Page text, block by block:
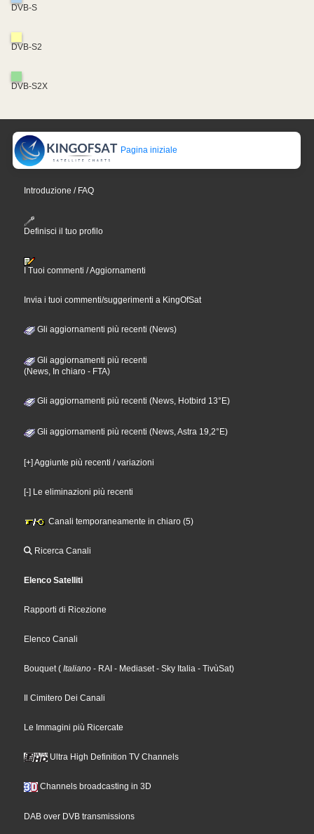
DVB-S
DVB-S2
DVB-S2X
Pagina iniziale
Introduzione / FAQ
Definisci il tuo profilo
I Tuoi commenti / Aggiornamenti
Invia i tuoi commenti/suggerimenti a KingOfSat
Gli aggiornamenti più recenti (News)
Gli aggiornamenti più recenti
(News, In chiaro - FTA)
Gli aggiornamenti più recenti (News, Hotbird 13°E)
Gli aggiornamenti più recenti (News, Astra 19,2°E)
[+] Aggiunte più recenti / variazioni
[-] Le eliminazioni più recenti
Canali temporaneamente in chiaro (5)
Ricerca Canali
Elenco Satelliti
Rapporti di Ricezione
Elenco Canali
Bouquet ( Italiano - RAI - Mediaset - Sky Italia - TivùSat)
Il Cimitero Dei Canali
Le Immagini più Ricercate
Ultra High Definition TV Channels
Channels broadcasting in 3D
DAB over DVB transmissions